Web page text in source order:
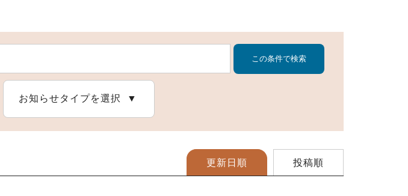
お知らせタイプを選択
更新日順 投稿順